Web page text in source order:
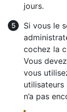
jours.
Si vous le
cochez la
Vous
vous
utilisateurs
n’a pas